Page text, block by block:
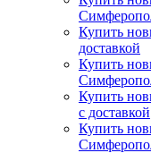
Купить
доставкой
Купить
Купить
с доставкой
Купить